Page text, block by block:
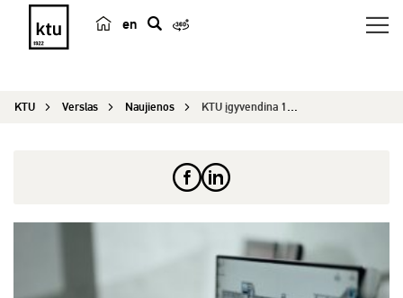
en
e
KTU Verslas Naujienos KTU įgyvendina 1,5 mln. vertės tarptautinį proje...